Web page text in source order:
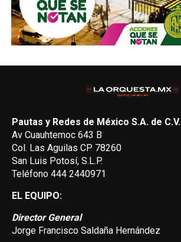
Pautas y Redes de México S.A. de C.V.
Av Cuauhtemoc 643 B
Col. Las Aguilas CP 78260
San Luis Potosí, S.L.P.
Teléfono 444 2440971
EL EQUIPO:
Director General
Jorge Francisco Saldaña Hernández